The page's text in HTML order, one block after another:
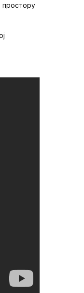
простору